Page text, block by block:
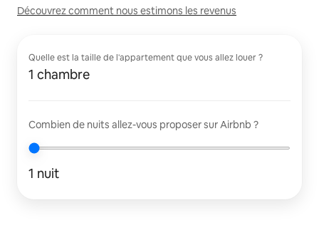
Découvrez comment nous estimons les revenus
Quelle est la taille de l'appartement que vous allez louer ?
1 chambre
Combien de nuits allez-vous proposer sur Airbnb ?
1 nuit